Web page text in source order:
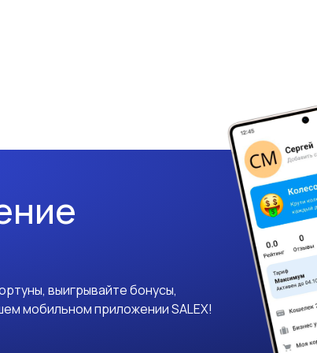
выигрывайте бонусы,
мобильном приложении SALEX!